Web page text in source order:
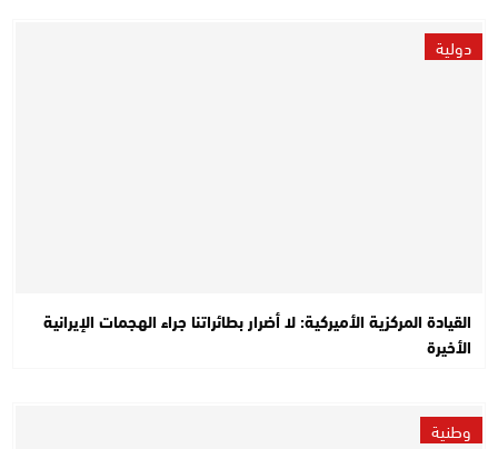
دولية
القيادة المركزية الأميركية: لا أضرار بطائراتنا جراء الهجمات الإيرانية
الأخيرة
وطنية